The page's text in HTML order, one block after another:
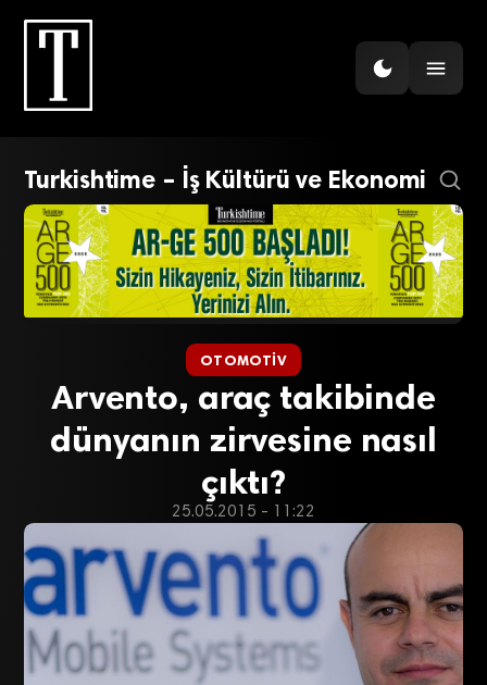
Turkishtime – İş Kültürü ve Ekonomi
OTOMOTIV
Arvento, araç takibinde
dünyanın zirvesine nasıl
çıktı?
25.05.2015 - 11:22